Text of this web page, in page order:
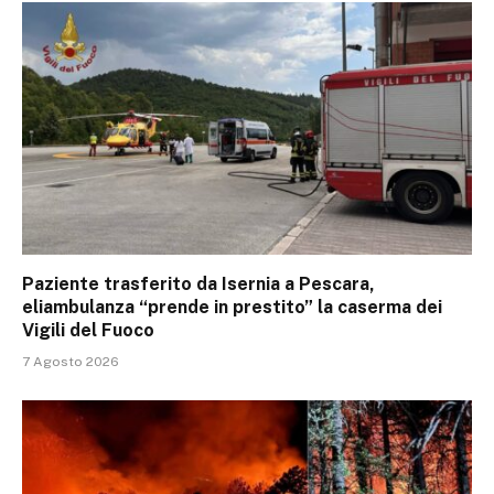
Paziente trasferito da Isernia a Pescara,
eliambulanza “prende in prestito” la caserma dei
Vigili del Fuoco
7 Agosto 2026